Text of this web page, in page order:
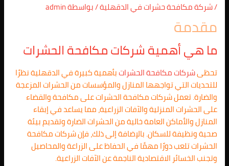
/شركة مكافحة حشرات في الدقهلية/ بواسطةadmin
مقدمة
ما هي أهمية شركات مكافحة الحشرات
تحظىشركات مكافحة الحشراتبأهمية كبيرة في الدقهلية نظرًا
للتحديات التي تواجهها المنازل والمؤسسات من الحشرات المزعجة
والضارة. تعمل شركات مكافحة الحشرات على مكافحة والقضاء
على الحشرات المنزلية والآفات الزراعية، مما يساعد في إبقاء
المنازل والأماكن العامة خالية من الحشرات الضارة وتقديم بيئة
صحية ونظيفة للسكان. بالإضافة إلى ذلك، فإن شركات مكافحة
الحشرات تلعب دورًا مهمًا في الحفاظ على الزراعة والمحاصيل
وتجنب الخسائر الاقتصادية الناجمة عن الآفات الزراعية.